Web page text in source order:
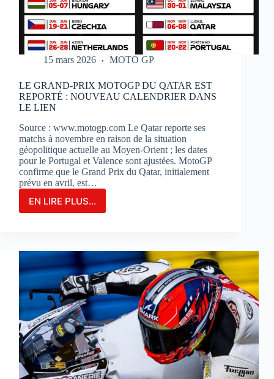
15 mars 2026 MOTO GP
LE GRAND-PRIX MOTOGP DU QATAR EST
REPORTÉ : NOUVEAU CALENDRIER DANS
LE LIEN
Source : www.motogp.com Le Qatar reporte ses
matchs à novembre en raison de la situation
géopolitique actuelle au Moyen-Orient ; les dates
pour le Portugal et Valence sont ajustées. MotoGP
confirme que le Grand Prix du Qatar, initialement
prévu en avril, est…
EN LIRE PLUS...
LE
DU
QATAR
EST
REPORTÉ
:
NOUVEAU
CALENDRIER
DANS
LE
LIEN